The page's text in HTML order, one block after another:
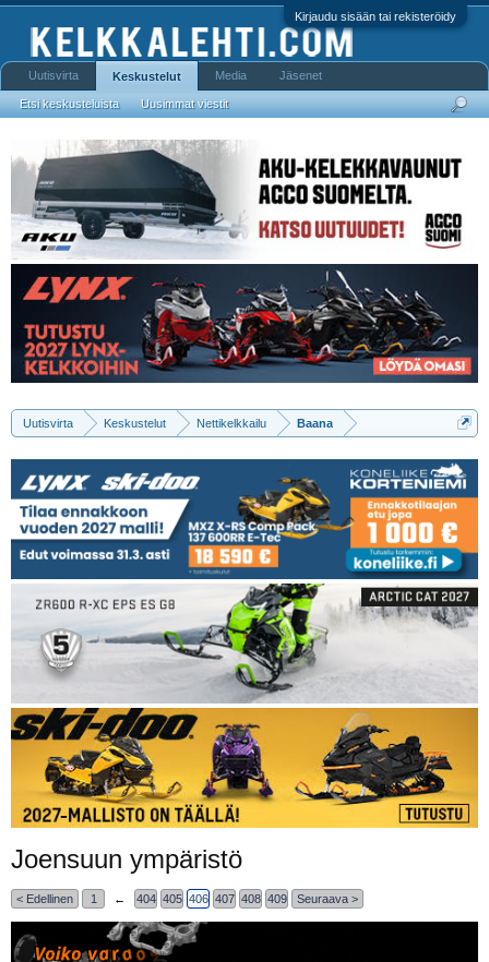
Kirjaudu sisään tai rekisteröidy
Uutisvirta Keskustelut Nettikelkkailu Baana
Joensuun ympäristö
< Edellinen 1 ← 404 405 406 407 408 409 Seuraava >
Uutisvirta Keskustelut
Etsi keskusteluista Uusimmat viestit
Media Jäsenet